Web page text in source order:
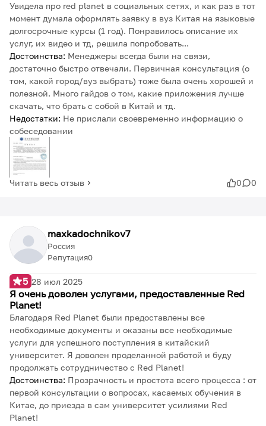
Увидела про red planet в социальных сетях, и как раз в тот
момент думала оформлять заявку в вуз Китая на языковые
долгосрочные курсы (1 год). Понравилось описание их
услуг, их видео и тд, решила попробовать...
Достоинства: Менеджеры всегда были на связи,
достаточно быстро отвечали. Первичная консультация (о
том, какой город/вуз выбрать) тоже была очень хорошей и
полезной. Много гайдов о том, какие приложения лучше
скачать, что брать с собой в Китай и тд.
Недостатки: Не прислали своевременно информацию о
собеседовании
Читать весь отзыв 0 0
maxkadochnikov7
Репутация0
Россия
5 28 июл 2025
Я очень доволен услугами, предоставленные Red
Planet!
Благодаря Red Planet были предоставлены все
необходимые документы и оказаны все необходимые
услуги для успешного поступления в китайский
университет. Я доволен проделанной работой и буду
продолжать сотрудничество с Red Planet!
Достоинства: Прозрачность и простота всего процесса : от
первой консультации о вопросах, касаемых обучения в
Китае, до приезда в сам университет усилиями Red
Planet!